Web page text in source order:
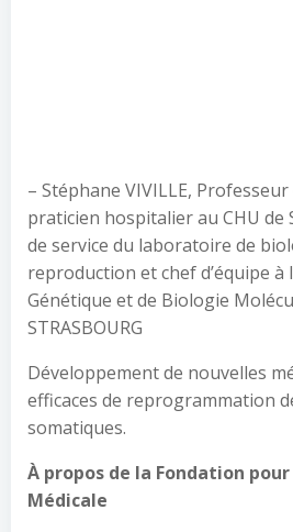
– Stéphane VIVILLE,
praticien hospitalier au CHU de
de service du laboratoire de
reproduction et chef d’équipe à
Génétique et de Biologie
STRASBOURG
Développement de nouvelles
efficaces de reprogrammation
somatiques.
À propos de la Fondation pour
Médicale